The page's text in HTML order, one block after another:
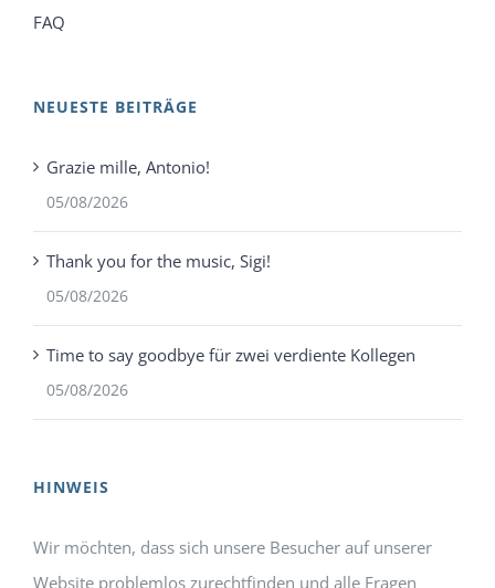
FAQ
NEUESTE BEITRÄGE
Grazie mille, Antonio!
05/08/2026
Thank you for the music, Sigi!
05/08/2026
Time to say goodbye für zwei verdiente Kollegen
05/08/2026
HINWEIS
Wir möchten, dass sich unsere Besucher auf unserer
Website problemlos zurechtfinden und alle Fragen